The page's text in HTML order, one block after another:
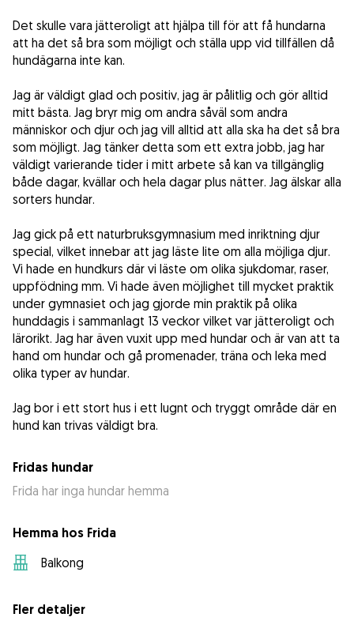
Det skulle vara jätteroligt att hjälpa till för att få hundarna
att ha det så bra som möjligt och ställa upp vid tillfällen då
hundägarna inte kan.
Jag är väldigt glad och positiv, jag är pålitlig och gör alltid
mitt bästa. Jag bryr mig om andra såväl som andra
människor och djur och jag vill alltid att alla ska ha det så bra
som möjligt. Jag tänker detta som ett extra jobb, jag har
väldigt varierande tider i mitt arbete så kan va tillgänglig
både dagar, kvällar och hela dagar plus nätter. Jag älskar alla
sorters hundar.
Jag gick på ett naturbruksgymnasium med inriktning djur
special, vilket innebar att jag läste lite om alla möjliga djur.
Vi hade en hundkurs där vi läste om olika sjukdomar, raser,
uppfödning mm. Vi hade även möjlighet till mycket praktik
under gymnasiet och jag gjorde min praktik på olika
hunddagis i sammanlagt 13 veckor vilket var jätteroligt och
lärorikt. Jag har även vuxit upp med hundar och är van att ta
hand om hundar och gå promenader, träna och leka med
olika typer av hundar.
Jag bor i ett stort hus i ett lugnt och tryggt område där en
hund kan trivas väldigt bra.
Fridas hundar
Frida har inga hundar hemma
Hemma hos Frida
Balkong
Fler detaljer